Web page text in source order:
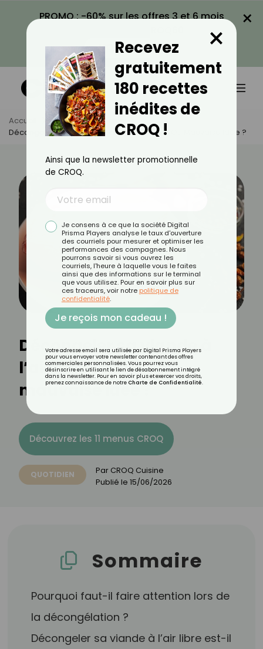
PROMO : -60% sur les offres 3 et 6 mois
VOIR LA PROMO
×
Accueil Actus
Quotidien
Décongeler Sa Viande À L’air Libre : Bonne Ou Mauvaise Idée ?
Décongeler sa viande à
l’air libre : bonne ou
mauvaise idée ?
Découvrez les 11 menus CROQ
QUOTIDIEN Par CROQ Cuisine
Publié le 15/06/2026
Sommaire
Pourquoi faut-il faire attention lors de
la décongélation ?
Décongeler sa viande à l’air libre est-il
Recevez
gratuitement
180 recettes
inédites de
CROQ !
×
Ainsi que la newsletter promotionnelle
de CROQ.
Je consens à ce que la société Digital
Prisma Players analyse le taux d'ouverture
des courriels pour mesurer et optimiser les
performances des campagnes. Nous
pourrons savoir si vous ouvrez les
courriels, l'heure à laquelle vous le faites
ainsi que des informations sur le terminal
que vous utilisez. Pour en savoir plus sur
ces traceurs, voir notre politique de
confidentialité.
Je reçois mon cadeau !
Votre adresse email sera utilisée par Digital Prisma Players
pour vous envoyer votre newsletter contenant des offres
commerciales personnalisées. Vous pourrez vous
désinscrire en utilisant le lien de désabonnement intégré
dans la newsletter. Pour en savoir plus et exercer vos droits,
prenez connaissance de notre Charte de Confidentialité.